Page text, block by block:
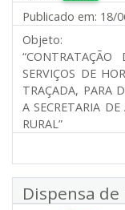
Publicado em: 18/
Objeto:
SERVIÇOS DE
TRAÇADA, PARA
A SECRETARIA
RURAL”
Dispensa